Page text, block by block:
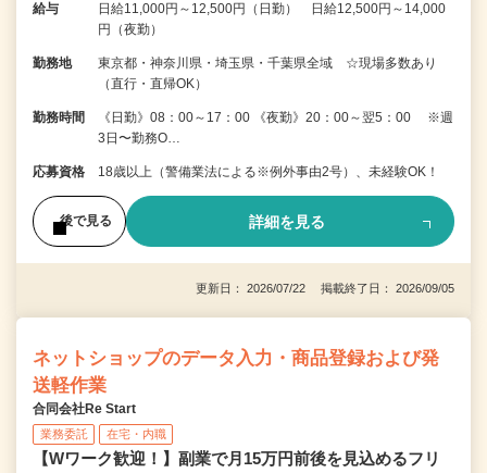
給与
日給11,000円～12,500円（日勤） 日給12,500円～14,000
円（夜勤）
勤務地
東京都・神奈川県・埼玉県・千葉県全域 ☆現場多数あり
（直行・直帰OK）
勤務時間
《日勤》08：00～17：00 《夜勤》20：00～翌5：00 ※週
3日〜勤務O…
応募資格 18歳以上（警備業法による※例外事由2号）、未経験OK！
後で見る 詳細を見る
更新日： 2026/07/22 掲載終了日： 2026/09/05
ネットショップのデータ入力・商品登録および発
送軽作業
合同会社Re Start
業務委託 在宅・内職
【Wワーク歓迎！】副業で月15万円前後を見込めるフリ